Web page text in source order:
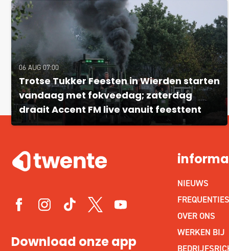
06 AUG 07:00
Trotse Tukker Feesten in Wierden starten
vandaag met fokveedag; zaterdag
draait Accent FM live vanuit feesttent
Download onze app
NIEUWS
FREQUENTIES
OVER ONS
WERKEN BIJ